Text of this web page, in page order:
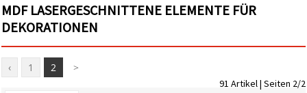
Cookies
und
ähnliche
Technologien,
um das
ordnungsgemäße
Funktionieren
MDF LASERGESCHNITTENE ELEMENTE FÜR
DEKORATIONEN
‹ 1 2 >
91 Artikel | Seiten 2/2